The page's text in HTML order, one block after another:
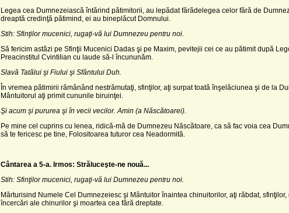
Legea cea Dumnezeiască întărind pătimitorii, au lepădat fărădelegea celor fără de
dreaptă credinţă pătimind, ei au bineplăcut Domnului.
Stih: Sfinţilor mucenici, rugaţi-vă lui Dumnezeu pentru noi.
Să fericim astăzi pe Sfinţii Mucenici Dadas şi pe Maxim, pevitejii cei ce au pătimit după
Preacinstitul Cvintilian cu laude să-l încununăm.
Slavă Tatălui şi Fiului şi Sfântului Duh.
În vremea pătimirii rămânând nestrămutaţi, sfinţilor, aţi surpat toată înşelăciunea şi de la
Mântuitorul aţi primit cununile biruinţei.
Şi acum şi pururea şi în vecii vecilor. Amin (a Născătoarei).
Pe mine cel cuprins cu lenea, ridică-mă de Dumnezeu Născătoare, ca să fac voia cea
să te fericesc pe tine, Folositoarea tuturor cea Neadormită.
Cântarea a 5-a. Irmos: Străluceşte-ne nouă...
Stih: Sfinţilor mucenici, rugaţi-vă lui Dumnezeu pentru noi.
Mărturisind Numele Cel Dumnezeiesc şi Mântuitor înaintea chinuitorilor, aţi răbdat, sfinţilor,
încercări ale chinurilor şi moartea cea fără dreptate.